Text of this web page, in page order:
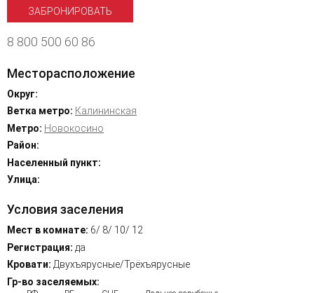
ЗАБРОНИРОВАТЬ
8 800 500 60 86
Месторасположение
Округ:
Ветка метро: Калининская
Метро: Новокосино
Район:
Населенный пункт:
Улица:
Условия заселения
Мест в комнате: 6/ 8/ 10/ 12
Регистрация: да
Кровати: Двухъярусные/Трёхъярусные
Гр-во заселяемых: